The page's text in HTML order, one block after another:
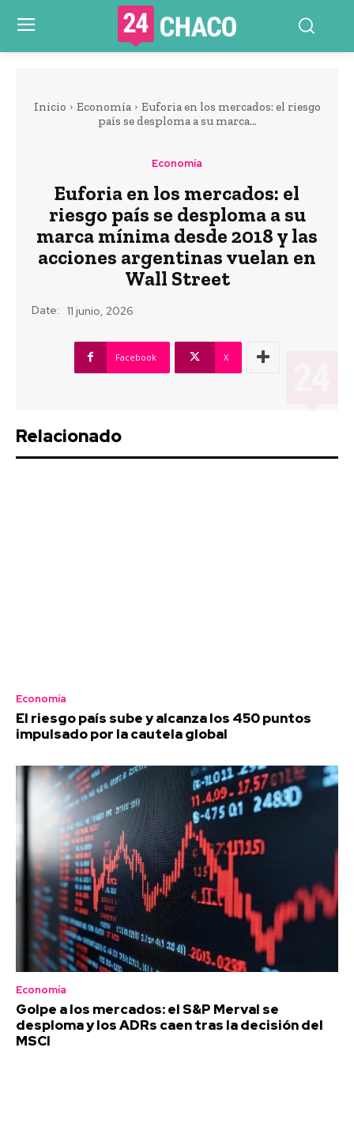
Inicio Economía
Euforia en los mercados: el riesgo
país se desploma a su marca...
Economía
Euforia en los mercados: el
riesgo país se desploma a su
marca mínima desde 2018 y las
acciones argentinas vuelan en
Wall Street
Date: 11 junio, 2026
Facebook X
Relacionado
Economía
El riesgo país sube y alcanza los 450 puntos
impulsado por la cautela global
Economía
Golpe a los mercados: el S&P Merval se
desploma y los ADRs caen tras la decisión del
MSCI